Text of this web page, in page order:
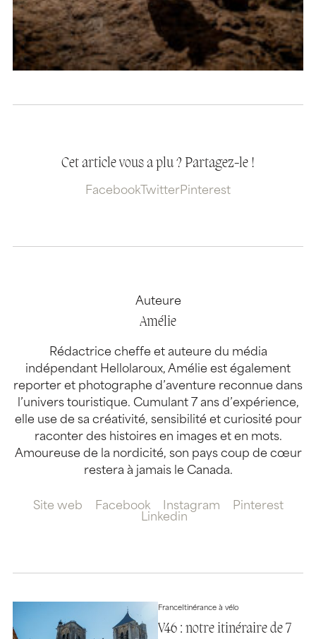
Cet article vous a plu ? Partagez-le !
Facebook TwitterPinterest
Auteure
Amélie
Rédactrice cheffe et auteure du média
indépendant Hellolaroux, Amélie est également
reporter et photographe d’aventure reconnue dans
l’univers touristique. Cumulant 7 ans d’expérience,
elle use de sa créativité, sensibilité et curiosité pour
raconter des histoires en images et en mots.
Amoureuse de la nordicité, son pays coup de cœur
restera à jamais le Canada.
Site web Facebook Instagram
Pinterest
Linkedin
FranceItinérance à vélo
V46 : notre itinéraire de 7